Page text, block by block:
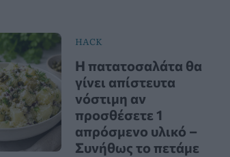
HACK
Η πατατοσαλάτα θα
γίνει απίστευτα
νόστιμη αν
προσθέσετε 1
απρόσμενο υλικό –
Συνήθως το πετάμε